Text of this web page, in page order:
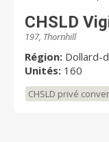
CHSLD
197, Thornhill
Région: Dollard-
Unités: 160
CHSLD privé